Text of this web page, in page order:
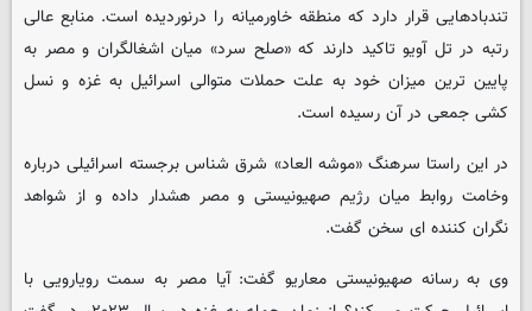
تندبادهایی قرار دارد که منطقه خاورمیانه را درنوردیده است. منابع عالی
رتبه در تل آویو تاکید دارند که «صلح سرد» میان اشغالگران و مصر به
پایین ترین میزان خود به علت حملات متوالی اسرائیل به غزه و نسل
کشی جمعی در آن رسیده است.
در این راستا سرهنگ «موشه العاد» شرق شناس برجسته اسرائیلی درباره
وخامت روابط میان رژیم صهیونیستی و مصر هشدار داده و از شواهد
نگران کننده ای سخن گفت.
وی به رسانه صهیونیستی معاریو گفت: آیا مصر به سمت رویارویی با